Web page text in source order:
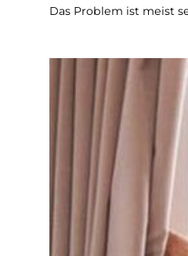
Das Problem ist meist